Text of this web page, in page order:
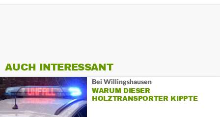
AUCH INTERESSANT
Bei Willingshausen
WARUM DIESER
HOLZTRANSPORTER KIPPTE